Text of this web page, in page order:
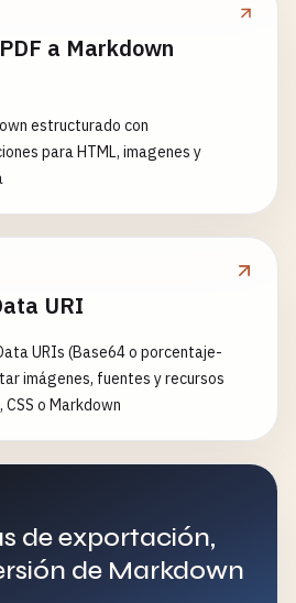
a Markdown
estructurado con
para HTML, imagenes y
URI
URIs (Base64 o porcentaje-
imágenes, fuentes y recursos
o Markdown
de exportación,
de Markdown